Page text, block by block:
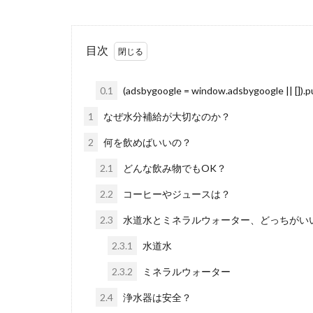
目次
0.1 (adsbygoogle = window.adsbygoogle ||
1 なぜ水分補給が大切なのか？
2 何を飲めばいいの？
2.1 どんな飲み物でもOK？
2.2 コーヒーやジュースは？
2.3 水道水とミネラルウォーター、どっちがい
2.3.1 水道水
2.3.2 ミネラルウォーター
2.4 浄水器は安全？